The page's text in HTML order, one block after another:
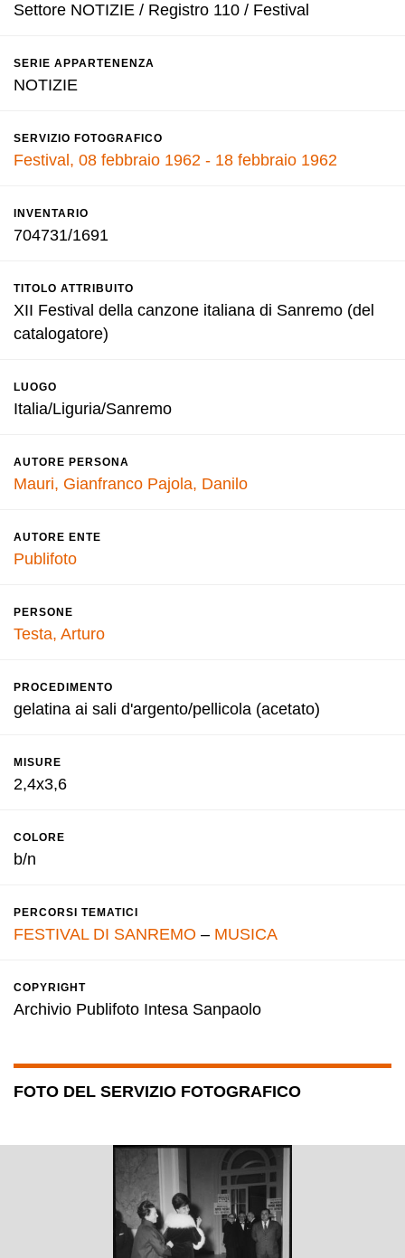
Settore NOTIZIE / Registro 110 / Festival
SERIE APPARTENENZA
NOTIZIE
SERVIZIO FOTOGRAFICO
Festival, 08 febbraio 1962 - 18 febbraio 1962
INVENTARIO
704731/1691
TITOLO ATTRIBUITO
XII Festival della canzone italiana di Sanremo (del
catalogatore)
LUOGO
Italia/Liguria/Sanremo
AUTORE PERSONA
Mauri, Gianfranco Pajola, Danilo
AUTORE ENTE
Publifoto
PERSONE
Testa, Arturo
PROCEDIMENTO
gelatina ai sali d'argento/pellicola (acetato)
MISURE
2,4x3,6
COLORE
b/n
PERCORSI TEMATICI
FESTIVAL DI SANREMO – MUSICA
COPYRIGHT
Archivio Publifoto Intesa Sanpaolo
FOTO DEL SERVIZIO FOTOGRAFICO